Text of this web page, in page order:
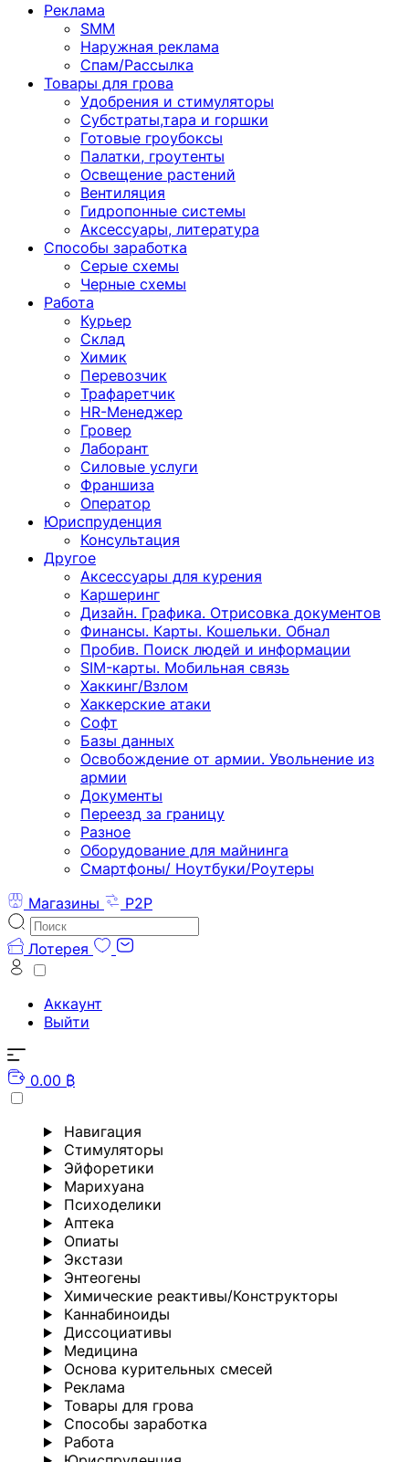
Реклама
SMM
Наружная реклама
Спам/Рассылка
Товары для грова
Удобрения и стимуляторы
Субстраты,тара и горшки
Готовые гроубоксы
Палатки, гроутенты
Освещение растений
Вентиляция
Гидропонные системы
Аксессуары, литература
Способы заработка
Серые схемы
Черные схемы
Работа
Курьер
Склад
Химик
Перевозчик
Трафаретчик
HR-Менеджер
Гровер
Лаборант
Силовые услуги
Франшиза
Оператор
Юриспруденция
Консультация
Другoе
Аксессуары для курения
Каршеринг
Дизайн. Графика. Отрисовка документов
Финансы. Карты. Кошельки. Обнал
Пробив. Поиск людей и информации
SIM-карты. Мобильная связь
Хаккинг/Взлом
Хаккерские атаки
Софт
Базы данных
Освобождение от армии. Увольнение из
армии
Документы
Переезд за границу
Разное
Оборудование для майнинга
Смартфоны/ Ноутбуки/Роутеры
Магазины
P2P
Лотерея
Аккаунт
Выйти
0.00 ₿
Навигация
Стимуляторы
Эйфоретики
Марихуана
Психоделики
Аптека
Опиаты
Экстази
Энтеогены
Химические реактивы/Конструкторы
Каннабиноиды
Диссоциативы
Медицина
Основа курительных смесей
Реклама
Товары для грова
Способы заработка
Работа